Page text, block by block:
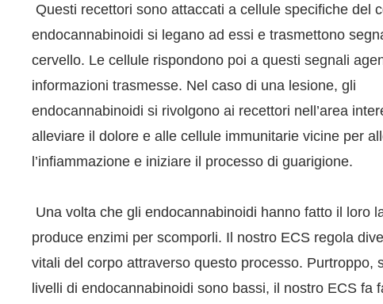
Questi recettori sono attaccati a cellule specifiche del
endocannabinoidi si legano ad essi e trasmettono
cervello. Le cellule rispondono poi a questi segnali
informazioni trasmesse. Nel caso di una lesione, gli
endocannabinoidi si rivolgono ai recettori nell’area
alleviare il dolore e alle cellule immunitarie vicine per
l’infiammazione e iniziare il processo di guarigione.
Una volta che gli endocannabinoidi hanno fatto il loro
produce enzimi per scomporli. Il nostro ECS regola
vitali del corpo attraverso questo processo. Purtroppo,
livelli di endocannabinoidi sono bassi, il nostro ECS fa